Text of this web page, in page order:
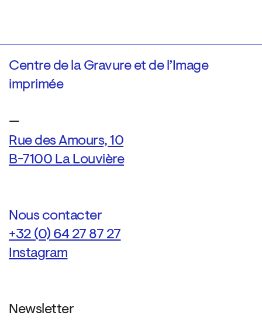
Centre de la Gravure et de l’Image
imprimée
—
Rue des Amours, 10
B-7100 La Louvière
Nous contacter
+32 (0) 64 27 87 27
Instagram
Newsletter